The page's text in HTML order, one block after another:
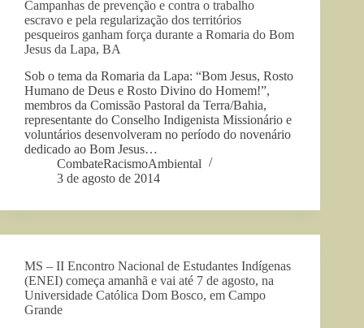
Campanhas de prevenção e contra o trabalho
escravo e pela regularização dos territórios
pesqueiros ganham força durante a Romaria do Bom
Jesus da Lapa, BA
Sob o tema da Romaria da Lapa: “Bom Jesus, Rosto
Humano de Deus e Rosto Divino do Homem!”,
membros da Comissão Pastoral da Terra/Bahia,
representante do Conselho Indigenista Missionário e
voluntários desenvolveram no período do novenário
dedicado ao Bom Jesus…
CombateRacismoAmbiental
3 de agosto de 2014
MS – II Encontro Nacional de Estudantes Indígenas
(ENEI) começa amanhã e vai até 7 de agosto, na
Universidade Católica Dom Bosco, em Campo
Grande